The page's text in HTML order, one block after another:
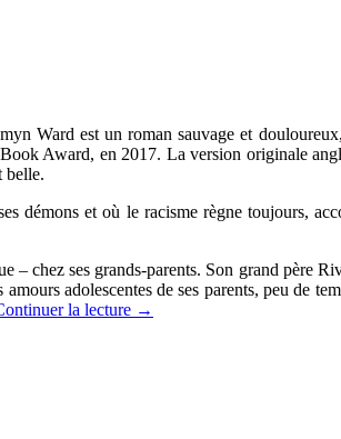
Ward est un roman sauvage et
Award, en 2017. La version origi­nale
belle.
démons et où le racisme règne toujours,
– chez ses grands-parents. Son grand père
adolescentes de ses parents, peu de
la lecture →